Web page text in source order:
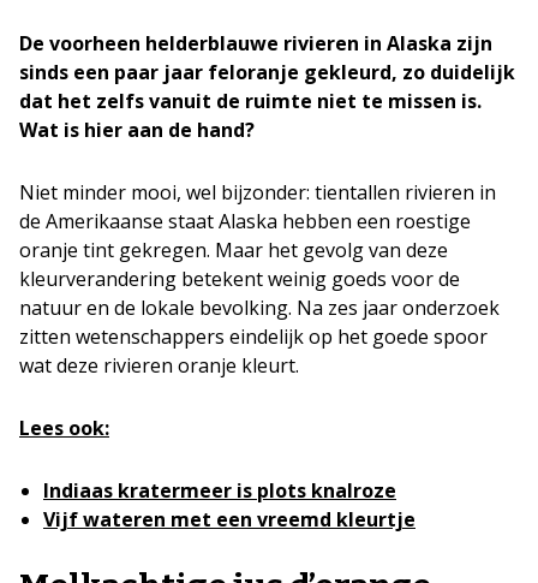
De voorheen helderblauwe rivieren in Alaska zijn
sinds een paar jaar feloranje gekleurd, zo duidelijk
dat het zelfs vanuit de ruimte niet te missen is.
Wat is hier aan de hand?
Niet minder mooi, wel bijzonder: tientallen rivieren in
de Amerikaanse staat Alaska hebben een roestige
oranje tint gekregen. Maar het gevolg van deze
kleurverandering betekent weinig goeds voor de
natuur en de lokale bevolking. Na zes jaar onderzoek
zitten wetenschappers eindelijk op het goede spoor
wat deze rivieren oranje kleurt.
Lees ook:
Indiaas kratermeer is plots knalroze
Vijf wateren met een vreemd kleurtje